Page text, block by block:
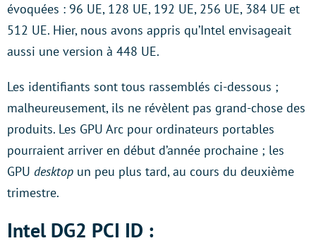
évoquées : 96 UE, 128 UE, 192 UE, 256 UE, 384 UE et
512 UE. Hier, nous avons appris qu’Intel envisageait
aussi une version à 448 UE.
Les identifiants sont tous rassemblés ci-dessous ;
malheureusement, ils ne révèlent pas grand-chose des
produits. Les GPU Arc pour ordinateurs portables
pourraient arriver en début d’année prochaine ; les
GPU desktop un peu plus tard, au cours du deuxième
trimestre.
Intel DG2 PCI ID :